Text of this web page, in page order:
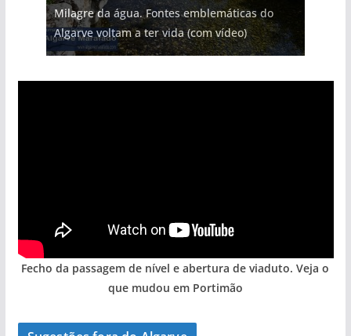
Milagre da água. Fontes emblemáticas do
Algarve voltam a ter vida (com vídeo)
Foto do dia: uma cidade algarvia que cresceu
entre redes e fábricas
Tapas do mar a 3 euros cada. Nova rota
gastronómica nasce no Algarve
Tempestades roubam areia de praias e põem
arribas em risco no Algarve (com vídeo)
milhões de euros na construção de dois
hotéis (com vídeo)
Fecho da passagem de nível e abertura de viaduto. Veja o
que mudou em Portimão